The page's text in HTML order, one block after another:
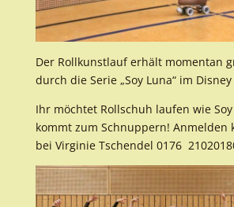
Der Rollkunstlauf erhält momentan
durch die Serie „Soy Luna“ im
Ihr möchtet Rollschuh laufen wie Soy
kommt zum Schnuppern! Anmelden
bei Virginie Tschendel 0176